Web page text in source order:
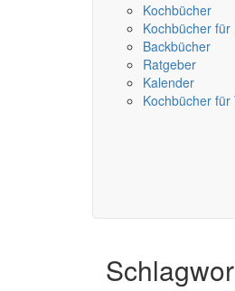
Kochbücher
Kochbücher für
Backbücher
Ratgeber
Kalender
Kochbücher für